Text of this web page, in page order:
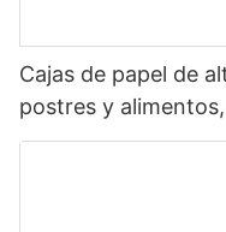
Cajas de papel de
postres y